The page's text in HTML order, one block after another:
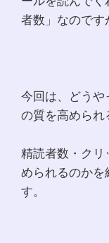
者数」なのです
今回は、どうや
の質を高められ
精読者数・クリ
められるのかを
す。